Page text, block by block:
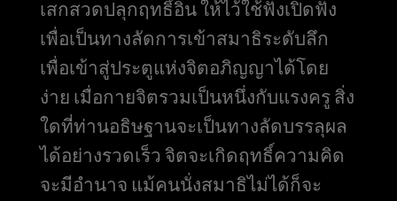
เสกสวดปลุกฤทธิ์อิ่น ให้ไว้ใช้ฟังเปิดฟัง
เพื่อเป็นทางลัดการเข้าสมาธิระดับลึก
เพื่อเข้าสู่ประตูแห่งจิตอภิญญาได้โดย
ง่าย เมื่อกายจิตรวมเป็นหนึ่งกับแรงครู สิ่ง
ใดที่ท่านอธิษฐานจะเป็นทางลัดบรรลุผล
ได้อย่างรวดเร็ว จิตจะเกิดฤทธิ์ความคิด
จะมีอำนาจ แม้คนนั่งสมาธิไม่ได้ก็จะ